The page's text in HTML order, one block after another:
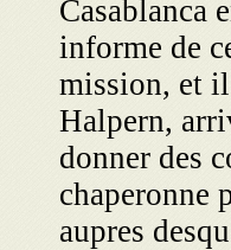
Casablanca
informe de
mission, et il
Halpern,
donner des
chaperonne
aupres